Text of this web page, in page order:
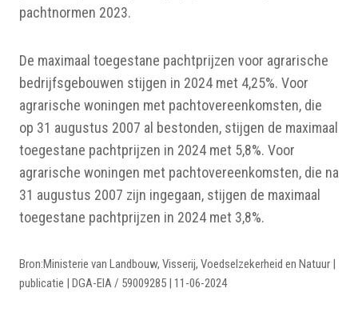
pachtnormen 2023.
De maximaal toegestane pachtprijzen voor agrarische
bedrijfsgebouwen stijgen in 2024 met 4,25%. Voor
agrarische woningen met pachtovereenkomsten, die
op 31 augustus 2007 al bestonden, stijgen de maximaal
toegestane pachtprijzen in 2024 met 5,8%. Voor
agrarische woningen met pachtovereenkomsten, die na
31 augustus 2007 zijn ingegaan, stijgen de maximaal
toegestane pachtprijzen in 2024 met 3,8%.
Bron:Ministerie van Landbouw, Visserij, Voedselzekerheid en Natuur |
publicatie | DGA-EIA / 59009285 | 11-06-2024